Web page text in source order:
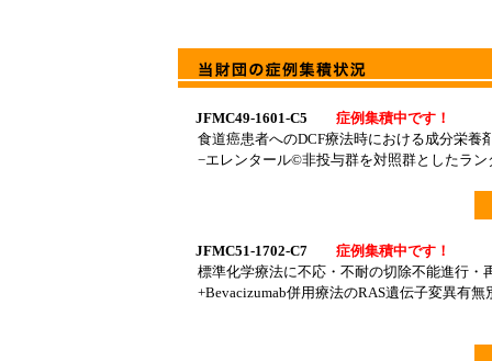
JFMC49-1601-C5 症例集積中です！
食道癌患者へのDCF療法時における成分栄養
−エレンタール©非投与群を対照群としたラン
JFMC51-1702-C7 症例集積中です！
標準化学療法に不応・不耐の切除不能進行・
+Bevacizumab併用療法のRAS遺伝子変異有無